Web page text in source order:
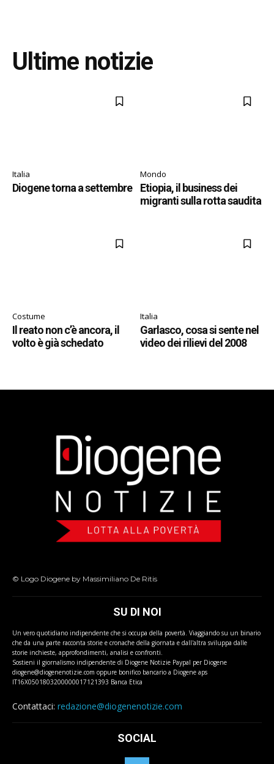
Ultime notizie
Italia
Diogene torna a settembre
Mondo
Etiopia, il business dei
migranti sulla rotta saudita
Costume
Il reato non c’è ancora, il
volto è già schedato
Italia
Garlasco, cosa si sente nel
video dei rilievi del 2008
© Logo Diogene by Massimiliano De Ritis
SU DI NOI
Un vero quotidiano indipendente che si occupa della povertà. Viaggiando su un binario
che da una parte racconta storie e cronache della giornata e dall'altra sviluppa dalle
storie inchieste, approfondimenti, analisi e confronti.
Sostieni il giornalismo indipendente di Diogene Notizie Paypal per Diogene
diogene@diogenenotizie.com oppure bonifico bancario a Diogene aps
IT16X0501803200000017121393 Banca Etica
Contattaci: redazione@diogenenotizie.com
SOCIAL